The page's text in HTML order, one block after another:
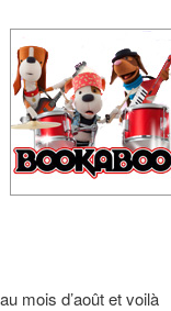
mois d’août et voilà